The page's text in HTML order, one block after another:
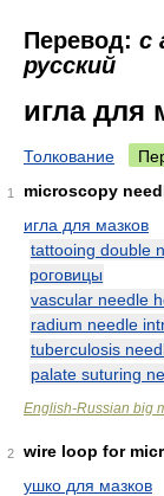
Перевод: с
русский
игла для
Толкование
1
microscopy
игла для мазков
tattooing double
роговицы
vascular needle
radium needle
tuberculosis
palate suturing
English-Russian big
2
wire loop for
ушко для мазков